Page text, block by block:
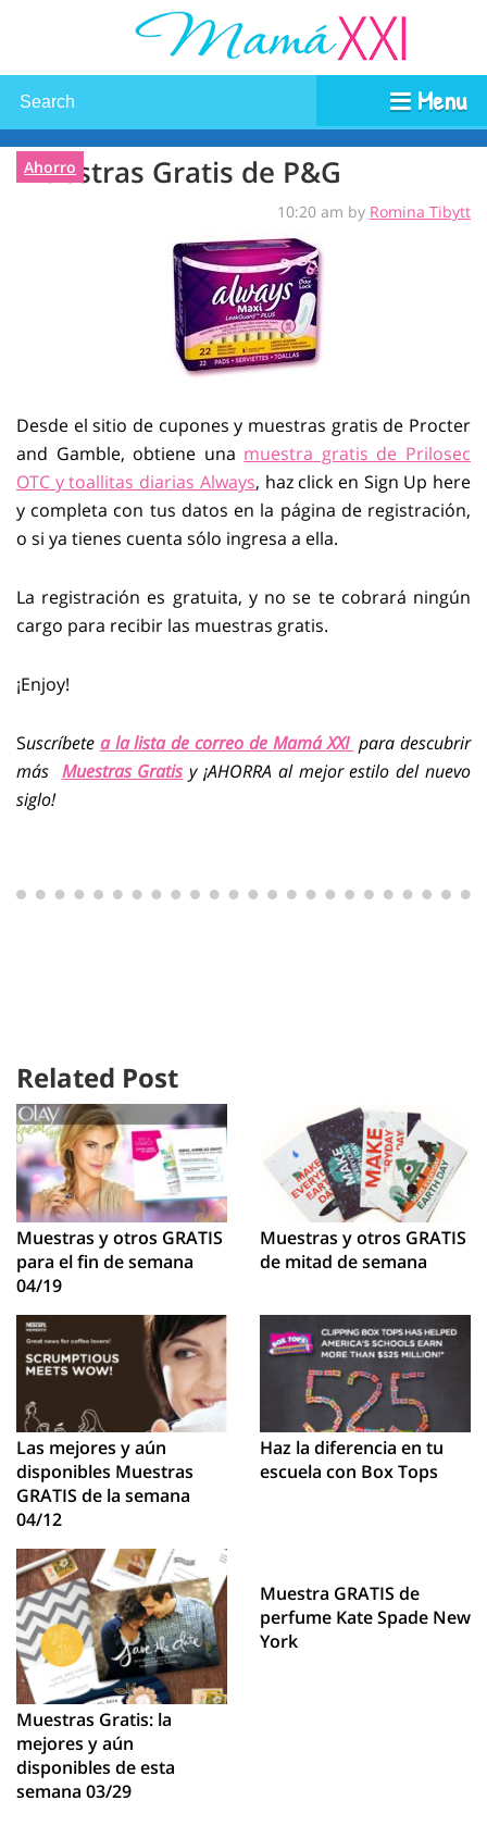
Menu
Muestras Gratis de P&G
Ahorro
10:20 am by Romina Tibytt
Desde el sitio de cupones y muestras gratis de Procter
and Gamble, obtiene una muestra gratis de Prilosec
OTC y toallitas diarias Always, haz click en Sign Up here
y completa con tus datos en la página de registración,
o si ya tienes cuenta sólo ingresa a ella.
La registración es gratuita, y no se te cobrará ningún
cargo para recibir las muestras gratis.
¡Enjoy!
Suscríbete a la lista de correo de Mamá XXI para descubrir
más Muestras Gratis y ¡AHORRA al mejor estilo del nuevo
siglo!
Related Post
Muestras y otros GRATIS
para el fin de semana
04/19
Muestras y otros GRATIS
de mitad de semana
Las mejores y aún
disponibles Muestras
GRATIS de la semana
04/12
Haz la diferencia en tu
escuela con Box Tops
Muestras Gratis: la
mejores y aún
disponibles de esta
semana 03/29
Muestra GRATIS de
perfume Kate Spade New
York